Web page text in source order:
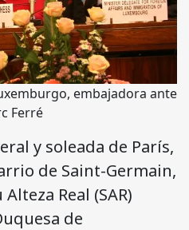
embajadora ante
Ferré
y soleada de París,
de Saint-Germain,
Real (SAR)
de